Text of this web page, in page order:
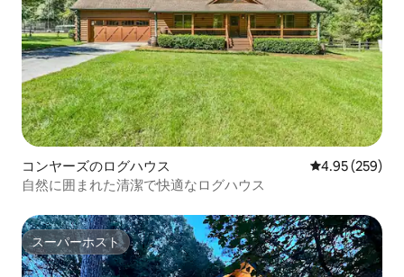
コンヤーズのログハウス レビュー259
4.95 (259)
自然に囲まれた清潔で快適なログハウス
スーパーホスト
スーパーホスト